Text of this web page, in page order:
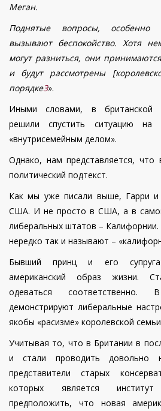
Меган.
Поднятые вопросы, особенно
вызывают беспокойство. Хотя
могут разниться, они
и будут рассмотрены
порядке3».
Иными словами, в британской
решили спустить ситуацию на
«внутрисемейным делом».
Однако, нам представляется, что
политический подтекст.
Как мы уже писали выше, Гарри
США. И не просто в США, а в
либеральных штатов – Калифорнии.
нередко так и называют –
Бывший принц и его супруга
американский образ жизни.
одеваться
демонстрируют либеральные
якобы «расизме» королевской
Учитывая то, что в Британии в
и стали проводить довольно
представители старых
которых является
предположить, что новая